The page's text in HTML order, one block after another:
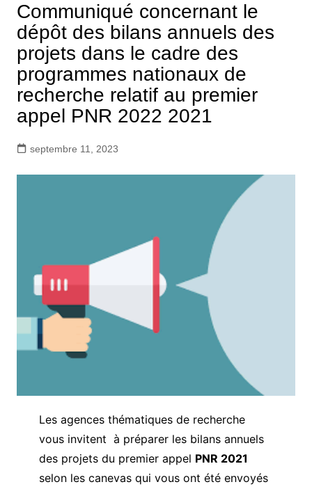
Communiqué concernant le
dépôt des bilans annuels des
projets dans le cadre des
programmes nationaux de
recherche relatif au premier
appel PNR 2022 2021
septembre 11, 2023
Les agences thématiques de recherche
vous invitent à préparer les bilans annuels
des projets du premier appel PNR 2021
selon les canevas qui vous ont été envoyés